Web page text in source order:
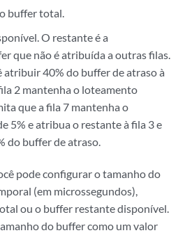
buffer total.
O restante é a
que não é atribuída a outras filas.
atribuir 40% do buffer de atraso à
2 mantenha o loteamento
que a fila 7 mantenha o
5% e atribua o restante à fila 3 e
do buffer de atraso.
pode configurar o tamanho do
(em microssegundos),
ou o buffer restante disponível.
do buffer como um valor